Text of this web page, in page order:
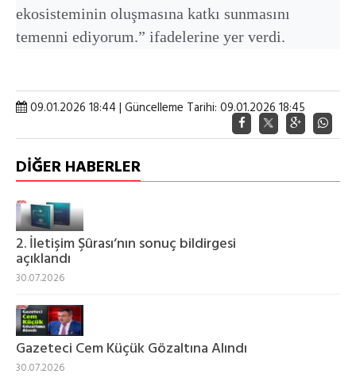
ekosisteminin oluşmasına katkı sunmasını
temenni ediyorum.” ifadelerine yer verdi.
09.01.2026 18:44 | Güncelleme Tarihi: 09.01.2026 18:45
DİĞER HABERLER
2. İletişim Şûrası‘nın sonuç bildirgesi
açıklandı
30.07.2026
Gazeteci Cem Küçük Gözaltına Alındı
30.07.2026